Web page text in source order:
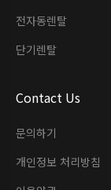
전자동렌탈
단기렌탈
Contact Us
문의하기
개인정보 처리방침